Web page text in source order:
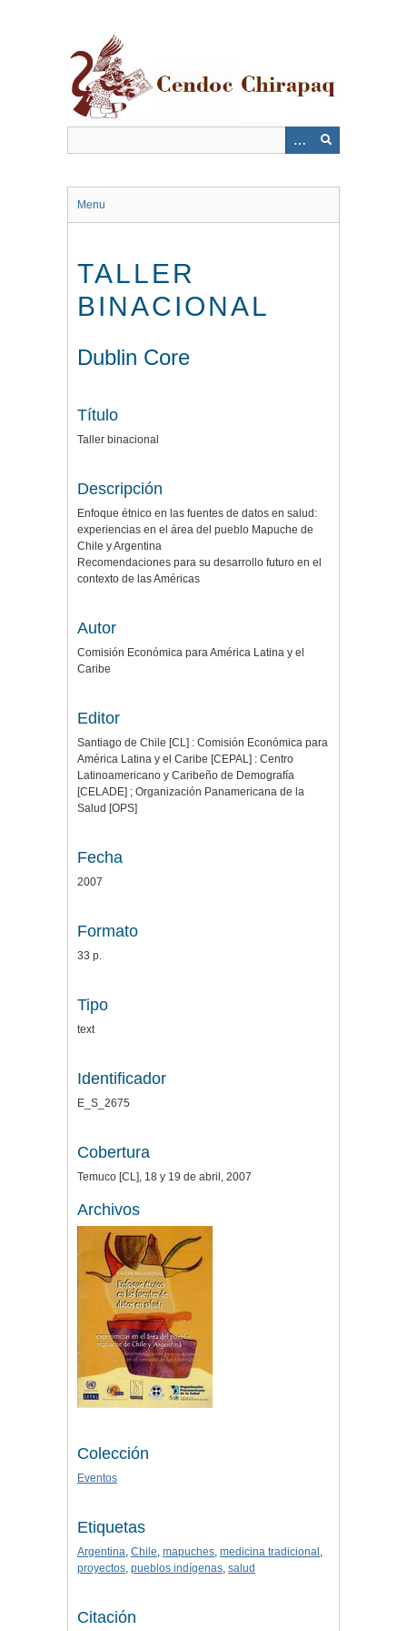
Menu
TALLER
BINACIONAL
Dublin Core
Título
Taller binacional
Descripción
Enfoque étnico en las fuentes de datos en salud:
experiencias en el área del pueblo Mapuche de
Chile y Argentina
Recomendaciones para su desarrollo futuro en el
contexto de las Américas
Autor
Comisión Económica para América Latina y el
Caribe
Editor
Santiago de Chile [CL] : Comisión Económica para
América Latina y el Caribe [CEPAL] : Centro
Latinoamericano y Caribeño de Demografía
[CELADE] ; Organización Panamericana de la
Salud [OPS]
Fecha
2007
Formato
33 p.
Tipo
text
Identificador
E_S_2675
Cobertura
Temuco [CL], 18 y 19 de abril, 2007
Archivos
Colección
Eventos
Etiquetas
Argentina, Chile, mapuches, medicina tradicional ,
proyectos, pueblos indígenas, salud
Citación